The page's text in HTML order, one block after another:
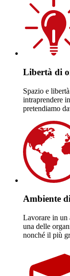
Libertà di
Spazio e
intraprendere
pretendiamo
Ambiente
Lavorare in un
una delle
nonché il più